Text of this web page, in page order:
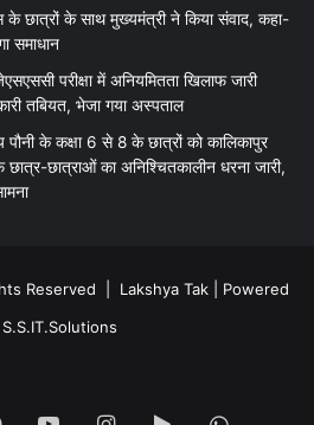
के छात्रों के साथ मुख्यमंत्री ने किया संवाद, कहा-
समाधान
परीक्षा में अनियमितता खिलाफ जारी
तबियत, भेजा गया अस्पताल
के कक्षा 6 से 8 के छात्रों को कालिकापुर
छात्राओं का अनिश्चितकालीन धरना जारी,
Reserved | Lakshya Tak| Powered
S.S.IT.Solutions